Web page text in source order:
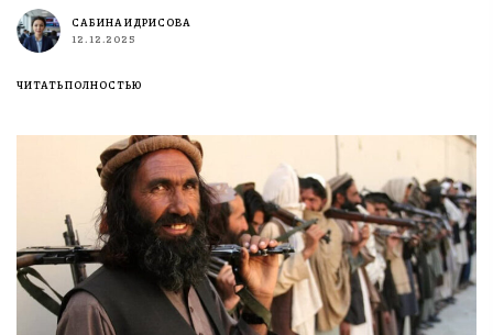
САБИНА ИДРИСОВА
12.12.2025
ЧИТАТЬ ПОЛНОСТЬЮ